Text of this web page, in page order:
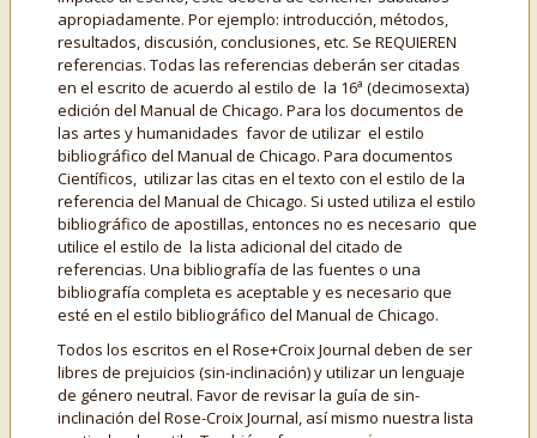
apropiadamente. Por ejemplo: introducción, métodos,
resultados, discusión, conclusiones, etc. Se REQUIEREN
referencias. Todas las referencias deberán ser citadas
en el escrito de acuerdo al estilo de la 16a (decimosexta)
edición del Manual de Chicago. Para los documentos de
las artes y humanidades favor de utilizar el estilo
bibliográfico del Manual de Chicago. Para documentos
Científicos, utilizar las citas en el texto con el estilo de la
referencia del Manual de Chicago. Si usted utiliza el estilo
bibliográfico de apostillas, entonces no es necesario que
utilice el estilo de la lista adicional del citado de
referencias. Una bibliografía de las fuentes o una
bibliografía completa es aceptable y es necesario que
esté en el estilo bibliográfico del Manual de Chicago.
Todos los escritos en el Rose+Croix Journal deben de ser
libres de prejuicios (sin-inclinación) y utilizar un lenguaje
de género neutral. Favor de revisar la guía de sin-
inclinación del Rose-Croix Journal, así mismo nuestra lista